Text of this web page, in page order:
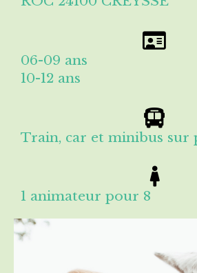
06-09 ans
10-12 ans
Train, car et minibus sur
1 animateur pour 8